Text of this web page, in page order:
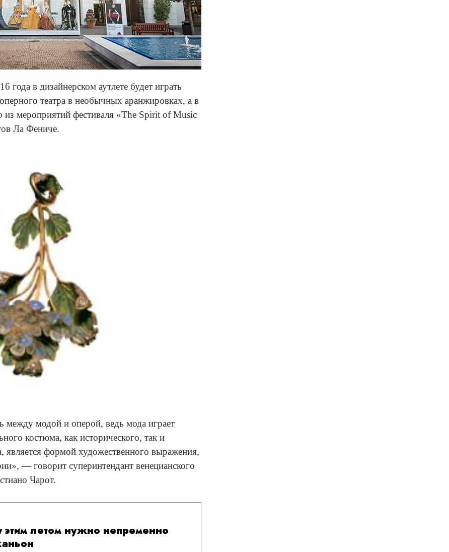
года в дизайнерском аутлете будет играть
театра в необычных аранжировках, а в
из мероприятий фестиваля «The Spirit of Music
Ла Фениче.
между модой и оперой, ведь мода играет
костюма, как исторического, так и
является формой художественного выражения,
— говорит суперинтендант венецианского
Чарот.
этим летом нужно непременно